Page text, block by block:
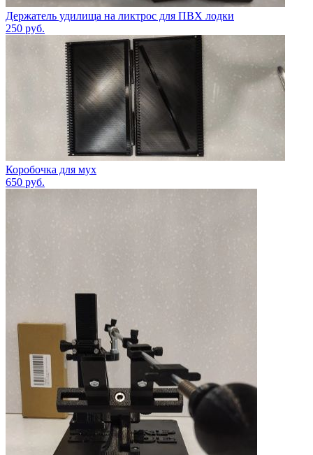
Держатель удилища на ликтрос для ПВХ лодки
250 руб.
Коробочка для мух
650 руб.